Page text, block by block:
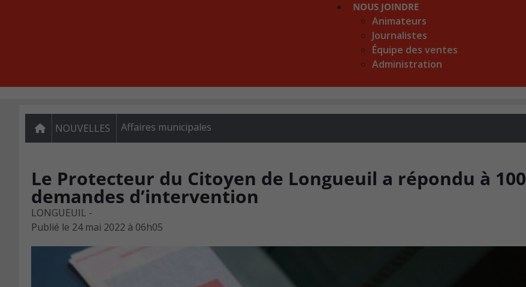
NOUS JOINDRE
Animateurs
Journalistes
Équipe des ventes
Administration
NOUVELLES Affaires municipales
Le Protecteur du Citoyen de Longueuil a répondu à 100
demandes d’intervention
LONGUEUIL -
Publié le 24 mai 2022 à 06h05